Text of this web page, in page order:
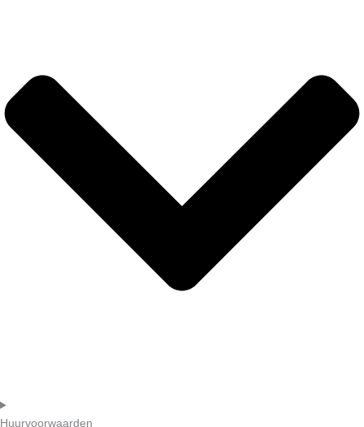
Huurvoorwaarden